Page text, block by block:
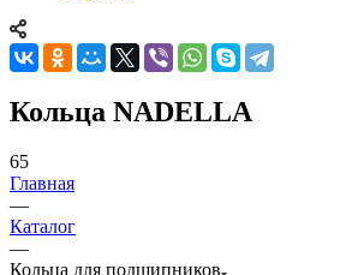
Кольца NADELLA
65
Главная
—
Каталог
—
Кольца для подшипников